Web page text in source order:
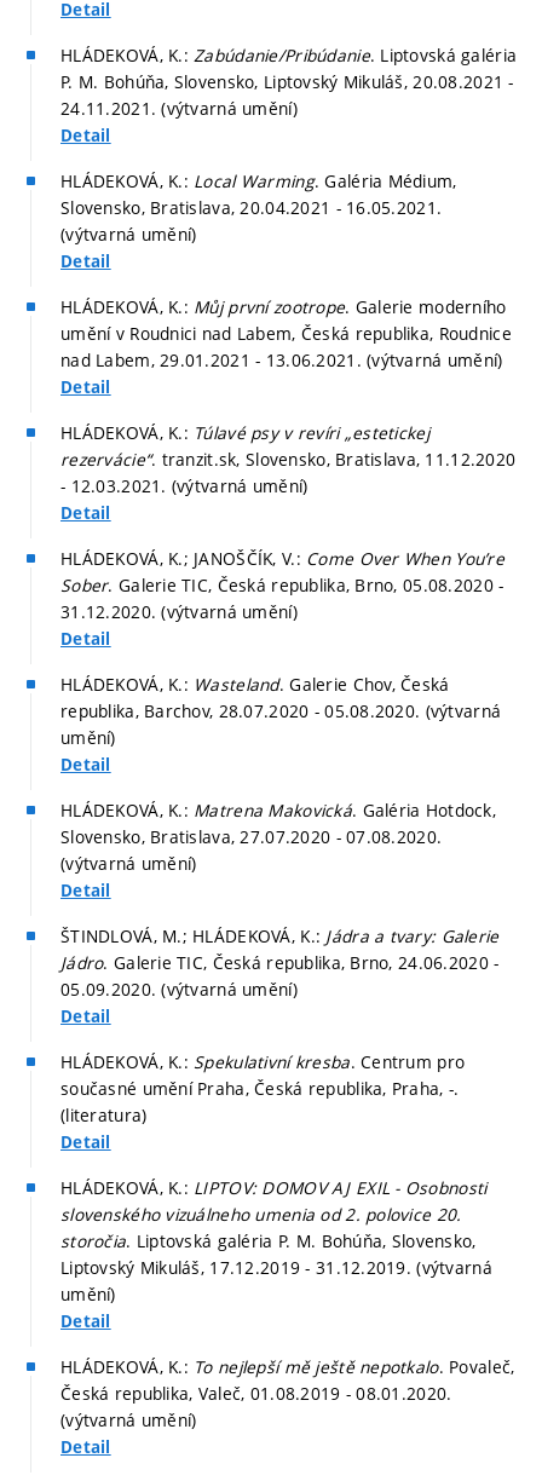
Detail
HLÁDEKOVÁ, K.: Zabúdanie/Pribúdanie. Liptovská galéria
P. M. Bohúňa, Slovensko, Liptovský Mikuláš, 20.08.2021 -
24.11.2021. (výtvarná umění)
Detail
HLÁDEKOVÁ, K.: Local Warming. Galéria Médium,
Slovensko, Bratislava, 20.04.2021 - 16.05.2021.
(výtvarná umění)
Detail
HLÁDEKOVÁ, K.: Můj první zootrope. Galerie moderního
umění v Roudnici nad Labem, Česká republika, Roudnice
nad Labem, 29.01.2021 - 13.06.2021. (výtvarná umění)
Detail
HLÁDEKOVÁ, K.: Túlavé psy v revíri „estetickej
rezervácie“. tranzit.sk, Slovensko, Bratislava, 11.12.2020
- 12.03.2021. (výtvarná umění)
Detail
HLÁDEKOVÁ, K.; JANOŠČÍK, V.: Come Over When You’re
Sober. Galerie TIC, Česká republika, Brno, 05.08.2020 -
31.12.2020. (výtvarná umění)
Detail
HLÁDEKOVÁ, K.: Wasteland. Galerie Chov, Česká
republika, Barchov, 28.07.2020 - 05.08.2020. (výtvarná
umění)
Detail
HLÁDEKOVÁ, K.: Matrena Makovická. Galéria Hotdock,
Slovensko, Bratislava, 27.07.2020 - 07.08.2020.
(výtvarná umění)
Detail
ŠTINDLOVÁ, M.; HLÁDEKOVÁ, K.: Jádra a tvary: Galerie
Jádro. Galerie TIC, Česká republika, Brno, 24.06.2020 -
05.09.2020. (výtvarná umění)
Detail
HLÁDEKOVÁ, K.: Spekulativní kresba. Centrum pro
současné umění Praha, Česká republika, Praha, -.
(literatura)
Detail
HLÁDEKOVÁ, K.: LIPTOV: DOMOV AJ EXIL - Osobnosti
slovenského vizuálneho umenia od 2. polovice 20.
storočia. Liptovská galéria P. M. Bohúňa, Slovensko,
Liptovský Mikuláš, 17.12.2019 - 31.12.2019. (výtvarná
umění)
Detail
HLÁDEKOVÁ, K.: To nejlepší mě ještě nepotkalo. Povaleč,
Česká republika, Valeč, 01.08.2019 - 08.01.2020.
(výtvarná umění)
Detail